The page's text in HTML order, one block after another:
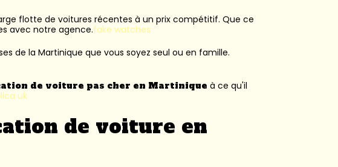
flotte de voitures récentes à un prix compétitif. Que ce
avec notre agence.fake watches
de la Martinique que vous soyez seul ou en famille.
de voiture pas cher en Martinique à ce qu'il
uk
de voiture en